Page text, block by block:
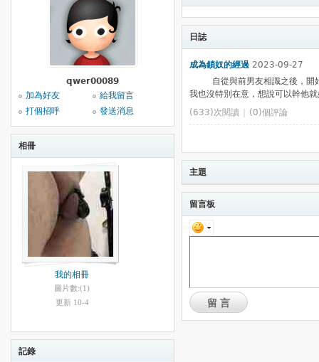
qwer00089
加為好友
給我留言
打個招呼
發送消息
相冊
我的相冊
圖片數:(1)
更新 10-4
記錄
日誌
成為鎖奴的經過 2023-09-27
自從與前男友相識之後，開始
我也沒特別在意，想說可以幹他
(633)次閱讀
(0)個評論
主題
留言板
留言